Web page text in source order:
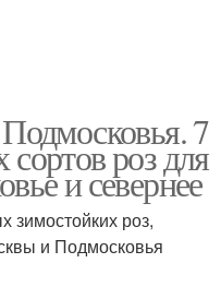
7
роз для
и севернее
роз,
и Подмосковья